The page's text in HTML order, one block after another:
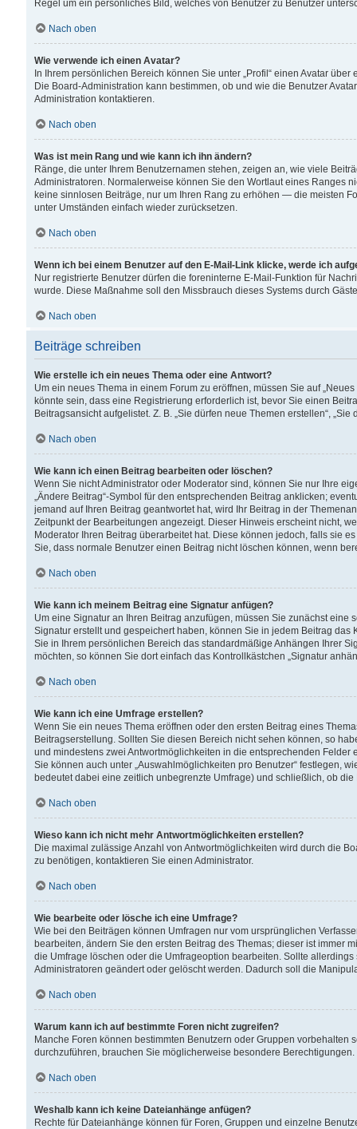
Regel um ein persönliches Bild, welches von Benutzer zu Benutzer
Nach oben
Wie verwende ich einen Avatar?
In Ihrem persönlichen Bereich können Sie unter „Profil“ einen Avatar
Die Board-Administration kann bestimmen, ob und wie die Benutzer
Administration kontaktieren.
Nach oben
Was ist mein Rang und wie kann ich ihn ändern?
Ränge, die unter Ihrem Benutzernamen stehen, zeigen an, wie viele
Administratoren. Normalerweise können Sie den Wortlaut eines Ranges
keine sinnlosen Beiträge, nur um Ihren Rang zu erhöhen — die meisten
unter Umständen einfach wieder zurücksetzen.
Nach oben
Wenn ich bei einem Benutzer auf den E-Mail-Link klicke, werde ich
Nur registrierte Benutzer dürfen die foreninterne E-Mail-Funktion für
wurde. Diese Maßnahme soll den Missbrauch dieses Systems durch
Nach oben
Beiträge schreiben
Wie erstelle ich ein neues Thema oder eine Antwort?
Um ein neues Thema in einem Forum zu eröffnen, müssen Sie auf
könnte sein, dass eine Registrierung erforderlich ist, bevor Sie einen
Beitragsansicht aufgelistet. Z. B. „Sie dürfen neue Themen erstellen“,
Nach oben
Wie kann ich einen Beitrag bearbeiten oder löschen?
Wenn Sie nicht Administrator oder Moderator sind, können Sie nur Ihre
„Ändere Beitrag“-Symbol für den entsprechenden Beitrag anklicken;
jemand auf Ihren Beitrag geantwortet hat, wird Ihr Beitrag in der
Zeitpunkt der Bearbeitungen angezeigt. Dieser Hinweis erscheint nicht,
Moderator Ihren Beitrag überarbeitet hat. Diese können jedoch, falls sie
Sie, dass normale Benutzer einen Beitrag nicht löschen können, wenn
Nach oben
Wie kann ich meinem Beitrag eine Signatur anfügen?
Um eine Signatur an Ihren Beitrag anzufügen, müssen Sie zunächst
Signatur erstellt und gespeichert haben, können Sie in jedem Beitrag
Sie in Ihrem persönlichen Bereich das standardmäßige Anhängen Ihrer
möchten, so können Sie dort einfach das Kontrollkästchen „Signatur
Nach oben
Wie kann ich eine Umfrage erstellen?
Wenn Sie ein neues Thema eröffnen oder den ersten Beitrag eines
Beitragserstellung. Sollten Sie diesen Bereich nicht sehen können, so
und mindestens zwei Antwortmöglichkeiten in die entsprechenden
Sie können auch unter „Auswahlmöglichkeiten pro Benutzer“ festlegen,
bedeutet dabei eine zeitlich unbegrenzte Umfrage) und schließlich, ob
Nach oben
Wieso kann ich nicht mehr Antwortmöglichkeiten erstellen?
Die maximal zulässige Anzahl von Antwortmöglichkeiten wird durch die
zu benötigen, kontaktieren Sie einen Administrator.
Nach oben
Wie bearbeite oder lösche ich eine Umfrage?
Wie bei den Beiträgen können Umfragen nur vom ursprünglichen
bearbeiten, ändern Sie den ersten Beitrag des Themas; dieser ist immer
die Umfrage löschen oder die Umfrageoption bearbeiten. Sollte
Administratoren geändert oder gelöscht werden. Dadurch soll die
Nach oben
Warum kann ich auf bestimmte Foren nicht zugreifen?
Manche Foren können bestimmten Benutzern oder Gruppen
durchzuführen, brauchen Sie möglicherweise besondere
Nach oben
Weshalb kann ich keine Dateianhänge anfügen?
Rechte für Dateianhänge können für Foren, Gruppen und einzelne